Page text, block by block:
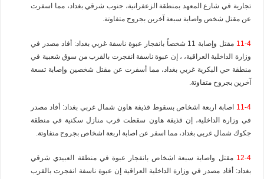
تجارية في شارع المعهد بمنطقة الزعفرانية، جنوب شرقي بغداد، مما اسفرت
عن مقتل شخص واصابة سبعة آخرين بجروح متفاوتة.
11-4
مقتل وإصابة 11 شخصاً بانفجار عبوة ناسفة غربي بغداد: أفاد مصدر في
وزارة الداخلية العراقية، ، إن عبوة ناسفة انفجرت بالقرب من سوق شعبية في
منطقة حي البكرية غربي بغداد، مما أسفرت عن مقتل شخصين وإصابة تسعة
آخرين بجروح متفاوتة.
11-4 اصابة اربعة اشخاص بسقوط قذيفة هاون شمال غربي بغداد: أفاد مصدر
في وزارة الداخلية، إن قذيفة هاون سقطت قرب منازل سكنية في منطقة
جكوك شمال غربي بغداد، مما اسفر عن اصابة اربعة اشخاص بجروح متفاوتة.
12-4 مقتل واصابة سبعة اشخاص بانفجار عبوة في منطقة العبيدي شرقي
بغداد: أفاد مصدر في وزارة الداخلية العراقية إن عبوة ناسفة انفجرت بالقرب